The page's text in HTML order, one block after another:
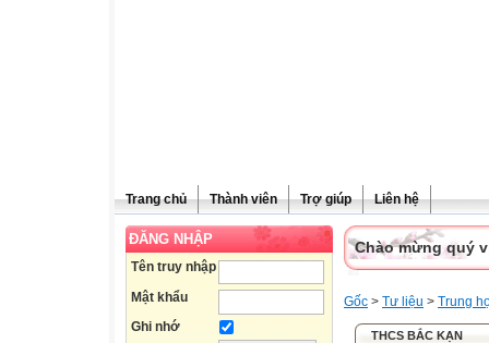
Trang chủ Thành viên Trợ giúp Liên hệ
ĐĂNG NHẬP
Tên truy nhập
Mật khẩu
Ghi nhớ
Chào mừng quý
Gốc > Tư liệu > Trung
THCS BẮC KẠN